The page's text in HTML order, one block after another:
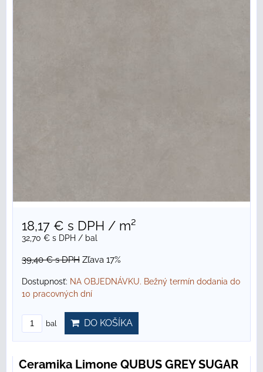
18,17 € s DPH / m²
32,70 € s DPH / bal
39,40 €s DPH Zľava 17%
Dostupnosť: NA OBJEDNÁVKU. Bežný termín dodania do
10 pracovných dní
bal DO KOŠÍKA
Ceramika Limone QUBUS GREY SUGAR